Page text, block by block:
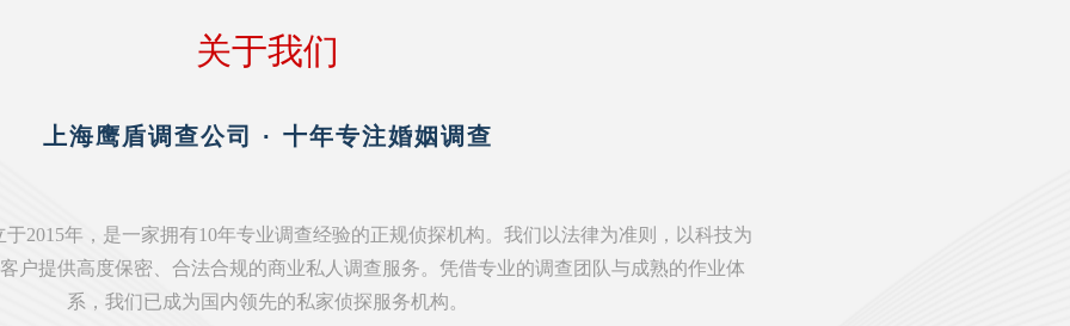
2015年，是一家拥有10年专业调查经验的正规侦探机构。我们以法律为准则，以科技为
户提供高度保密、合法合规的商业私人调查服务。凭借专业的调查团队与成熟的作业体
系，我们已成为国内领先的私家侦探服务机构。
关于我们
上海鹰盾调查公司 · 十年专注婚姻调查